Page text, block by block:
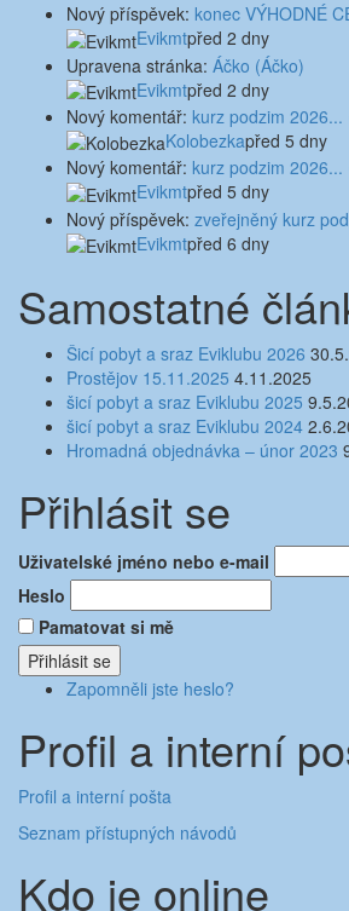
Nový příspěvek: konec VÝHODNÉ
Evikmtpřed 2 dny
Upravena stránka: Áčko (Áčko)
Evikmtpřed 2 dny
Nový komentář: kurz podzim 2026...
Kolobezkapřed 5 dny
Nový komentář: kurz podzim 2026...
Evikmtpřed 5 dny
Nový příspěvek: zveřejněný kurz
Evikmtpřed 6 dny
Samostatné
Šicí pobyt a sraz Eviklubu 2026
Prostějov 15.11.2025 4.11.2025
šicí pobyt a sraz Eviklubu 2025
šicí pobyt a sraz Eviklubu 2024
Hromadná objednávka – únor 2023
Přihlásit se
Uživatelské jméno nebo e-mail
Heslo
Pamatovat si mě
Přihlásit se
Zapomněli jste heslo?
Profil a interní
Profil a interní pošta
Seznam přístupných návodů
Kdo je online